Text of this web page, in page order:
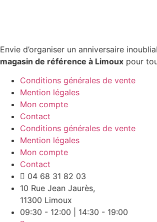
Envie d’organiser un anniversaire
magasin de référence à Limoux pour
Conditions générales de vente
Mention légales
Mon compte
Contact
Conditions générales de vente
Mention légales
Mon compte
Contact
04 68 31 82 03
10 Rue Jean Jaurès,
11300 Limoux
09:30 - 12:00 | 14:30 - 19:00